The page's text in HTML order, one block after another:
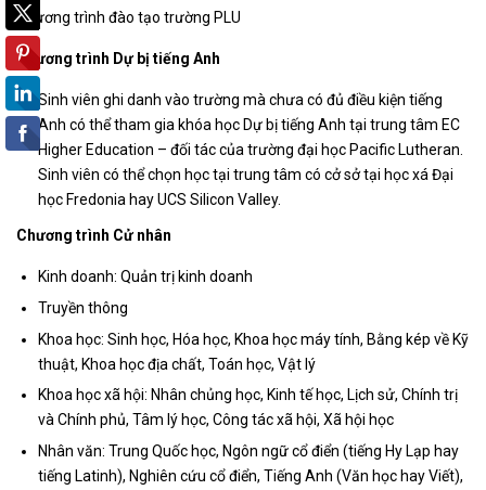
Chương trình đào tạo trường PLU
Chương trình Dự bị tiếng Anh
Sinh viên ghi danh vào trường mà chưa có đủ điều kiện tiếng
Anh có thể tham gia khóa học Dự bị tiếng Anh tại trung tâm EC
Higher Education – đối tác của trường đại học Pacific Lutheran.
Sinh viên có thể chọn học tại trung tâm có cở sở tại học xá Đại
học Fredonia hay UCS Silicon Valley.
Chương trình Cử nhân
Kinh doanh: Quản trị kinh doanh
Truyền thông
Khoa học: Sinh học, Hóa học, Khoa học máy tính, Bằng kép về Kỹ
thuật, Khoa học địa chất, Toán học, Vật lý
Khoa học xã hội: Nhân chủng học, Kinh tế học, Lịch sử, Chính trị
và Chính phủ, Tâm lý học, Công tác xã hội, Xã hội học
Nhân văn: Trung Quốc học, Ngôn ngữ cổ điển (tiếng Hy Lạp hay
tiếng Latinh), Nghiên cứu cổ điển, Tiếng Anh (Văn học hay Viết),